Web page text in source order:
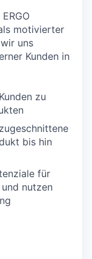
motivierter
uns
Kunden in
zu
bis hin
für
nutzen